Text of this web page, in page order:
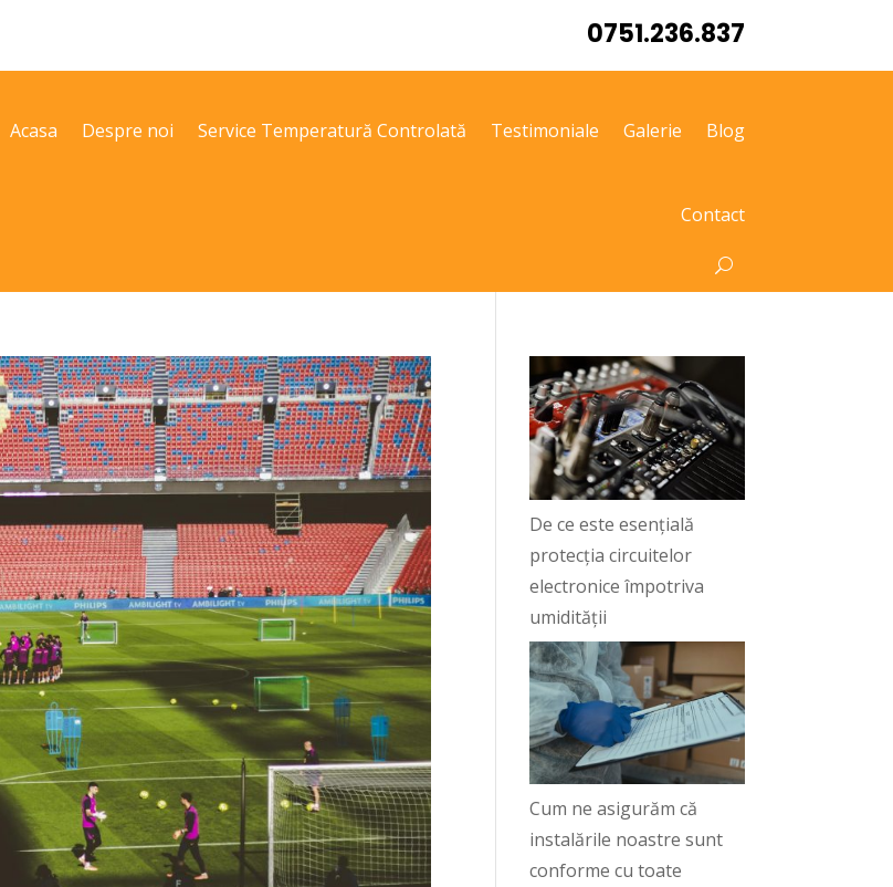
0751.236.837
Acasa Despre noi Service Temperatură Controlată Testimoniale Galerie Blog
Contact
De ce este esențială
protecția circuitelor
electronice împotriva
umidității
Cum ne asigurăm că
instalările noastre sunt
conforme cu toate